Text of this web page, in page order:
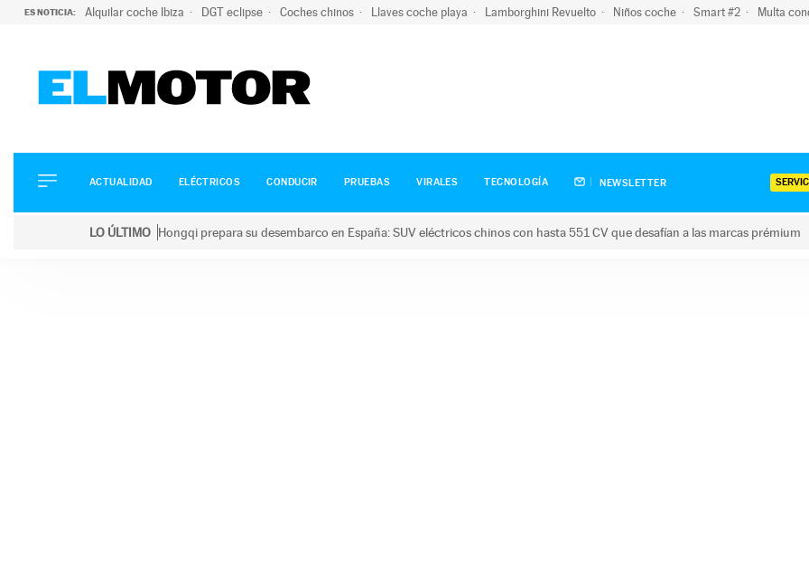
ES NOTICIA: Alquilar coche Ibiza DGT eclipse Coches chinos Llaves coche playa Lamborghini Revuelto Niños coche Smart #2 Multa
ELÉCTRICOS
CONDUCIR
ACTUALIDAD ELÉCTRICOS CONDUCIR PRUEBAS VIRALES TECNOLOGÍA NEWSLETTER
LO ÚLTIMO Hongqi prepara su desembarco en España: SUV eléctricos chinos con hasta 551 CV que desafían a las marcas prémium